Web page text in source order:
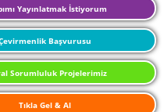
Yayınlatmak İstiyorum
Başvurusu
Sorumluluk Projelerimiz
Tıkla Gel & Al